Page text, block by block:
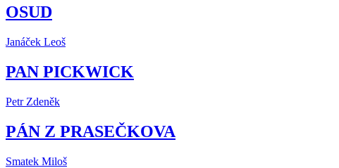
OSUD
Janáček Leoš
PAN PICKWICK
Petr Zdeněk
PÁN Z PRASEČKOVA
Smatek Miloš